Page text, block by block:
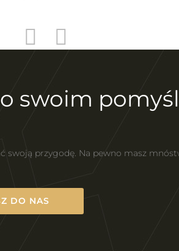
swoim
swoją przygodę. Na pewno masz
DO NAS